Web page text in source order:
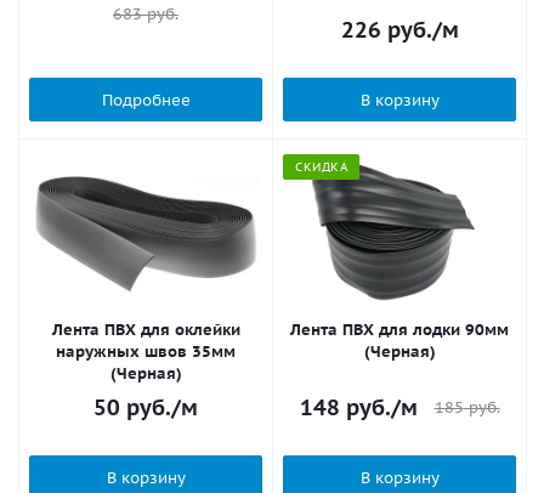
683 руб.
Подробнее
226 руб./м
В корзину
Лента ПВХ для оклейки
наружных швов 35мм
(Черная)
50 руб./м
В корзину
СКИДКА
Лента ПВХ для лодки 90мм
(Черная)
148 руб./м 185руб.
В корзину